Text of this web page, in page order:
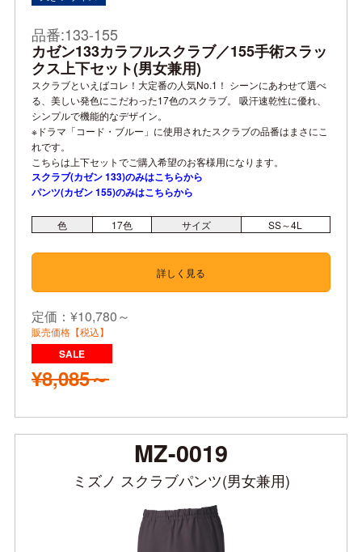
品番:133-155
カゼン133カラフルスクラブ／155手術スラッ
クス上下セット(男女兼用)
スクラブといえばコレ！大定番の人気No.1！ シーンにあわせて選べ
る、美しい発色にこだわった17色のスクラブ。 吸汗速乾性に優れ、
シンプルで機能的なデザイン。
※ドラマ「コード・ブルー」に使用されたスクラブの品番はまさにこ
れです。
こちらは上下セットでご購入希望のお客様用になります。
スクラブ(カゼン 133)のみはこちらから
パンツ(カゼン 155)のみはこちらから
色 17色 サイズ SS～4L
詳しく見る
定価：¥10,780～
販売価格【税込】
¥8,085～
MZ-0019
ミズノ スクラブパンツ(男女兼用)